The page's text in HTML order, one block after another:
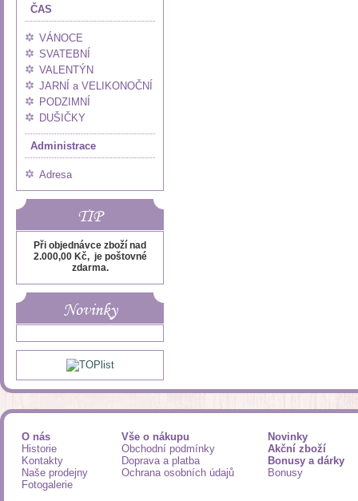
ČAS
VÁNOCE
SVATEBNÍ
VALENTÝN
JARNÍ a VELIKONOČNÍ
PODZIMNÍ
DUŠIČKY
Administrace
Adresa
TIP
Při objednávce zboží nad
2.000,00 Kč, je poštovné
zdarma.
Novinky
O nás
Historie
Kontakty
Naše prodejny
Fotogalerie
Vše o nákupu
Obchodní podmínky
Doprava a platba
Ochrana osobních údajů
Novinky
Akční zboží
Bonusy a dárky
Bonusy